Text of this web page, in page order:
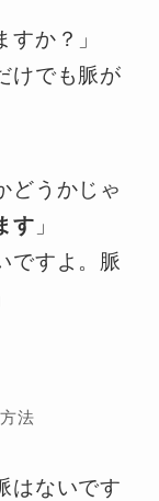
か？」
けでも脈が
どうかじゃ
す 」
ですよ。脈
法
はないです